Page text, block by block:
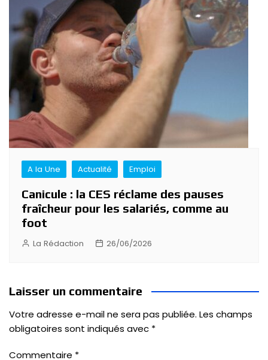
A la Une Actualité Emploi
Canicule : la CES réclame des pauses
fraîcheur pour les salariés, comme au
foot
La Rédaction 26/06/2026
Laisser un commentaire
Votre adresse e-mail ne sera pas publiée. Les champs
obligatoires sont indiqués avec *
Commentaire *